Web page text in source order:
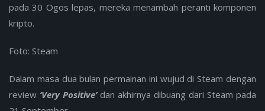
pada 30 Ogos lepas, mereka menambah peranti komponen
kripto.
Foto: Steam
Dalam masa dua bulan permainan ini wujud di Steam dengan
review ‘Very Positive’dan akhirnya dibuang dari Steam pada